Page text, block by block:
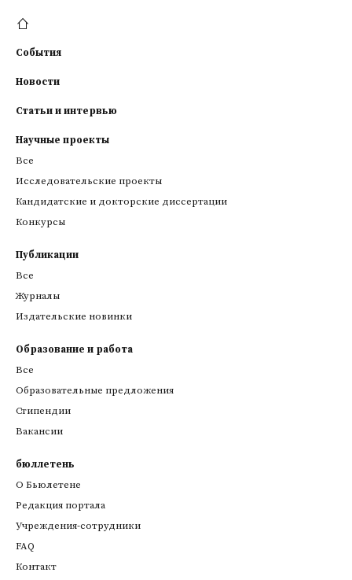
События
Новости
Статьи и интервью
Научные проекты
Все
Исследовательские проекты
Кандидатские и докторские диссертации
Конкурсы
Публикации
Все
Журналы
Издательские новинки
Образование и работа
Все
Образовательные предложения
Стипендии
Вакансии
бюллетень
О Бьюлетене
Редакция портала
Учреждения-сотрудники
FAQ
Контакт